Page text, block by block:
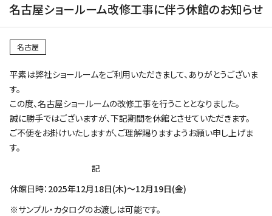
名古屋ショールーム改修工事に伴う休館のお知らせ
名古屋
平素は弊社ショールームをご利用いただきまして、ありがとうございま
す。
この度、名古屋ショールームの改修工事を行うこととなりました。
誠に勝手ではございますが、下記期間を休館とさせていただきます。
ご不便をお掛けいたしますが、ご理解賜りますようお願い申し上げま
す。
記
休館日時： 2025年12月18日(木)～12月19日(金)
※サンプル・カタログのお渡しは可能です。